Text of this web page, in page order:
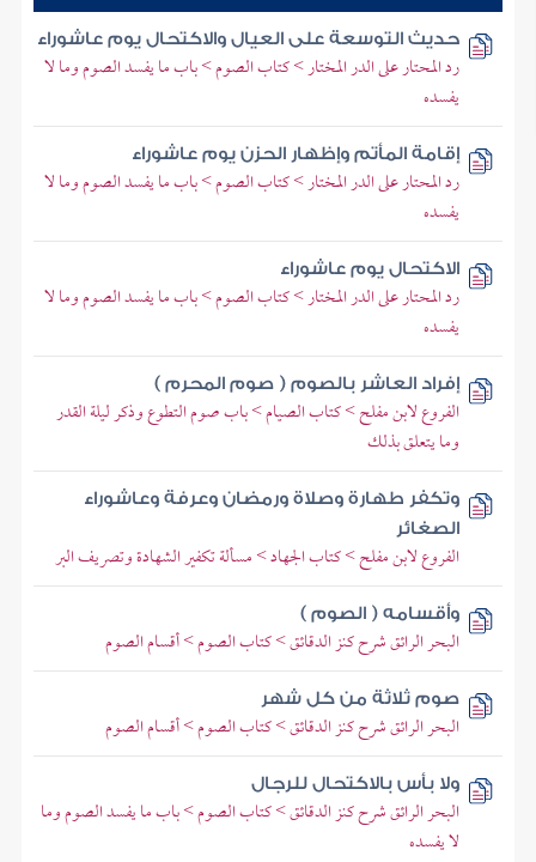
حديث التوسعة على العيال والاكتحال يوم عاشوراء
رد المحتار على الدر المختار > كتاب الصوم > باب ما يفسد الصوم وما لا
يفسده
إقامة المأتم وإظهار الحزن يوم عاشوراء
رد المحتار على الدر المختار > كتاب الصوم > باب ما يفسد الصوم وما لا
يفسده
الاكتحال يوم عاشوراء
رد المحتار على الدر المختار > كتاب الصوم > باب ما يفسد الصوم وما لا
يفسده
إفراد العاشر بالصوم ( صوم المحرم )
الفروع لابن مفلح > كتاب الصيام > باب صوم التطوع وذكر ليلة القدر
وما يتعلق بذلك
وتكفر طهارة وصلاة ورمضان وعرفة وعاشوراء
الصغائر
الفروع لابن مفلح > كتاب الجهاد > مسألة تكفير الشهادة وتصريف البر
وأقسامه ( الصوم )
البحر الرائق شرح كنز الدقائق > كتاب الصوم > أقسام الصوم
صوم ثلاثة من كل شهر
البحر الرائق شرح كنز الدقائق > كتاب الصوم > أقسام الصوم
ولا بأس بالاكتحال للرجال
البحر الرائق شرح كنز الدقائق > كتاب الصوم > باب ما يفسد الصوم وما
لا يفسده